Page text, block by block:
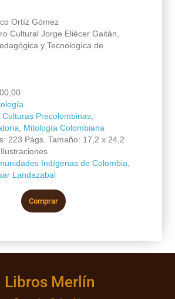
Ortíz Gómez
Cultural Jorge Eliécer Gaitán,
y Tecnologíca de
Culturas Precolombinas,
Mitología Colombiana
223 Págs. Tamaño: 17,2 x 24,2
Indígenas de Colombia
Landazabal
Comprar
Libros Merlín